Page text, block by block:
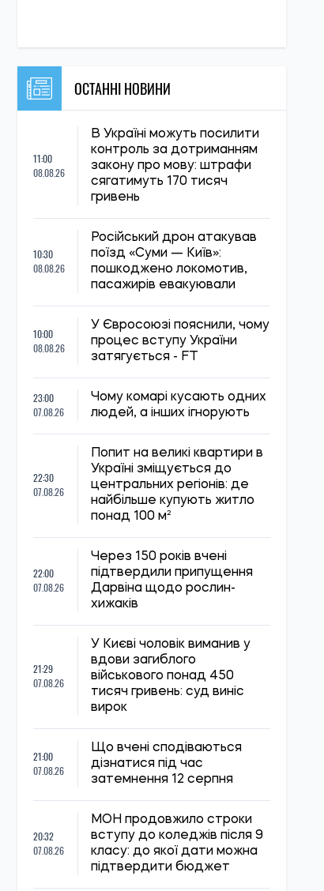
ОСТАННІ НОВИНИ
11:00
08.08.26
В Україні можуть посилити
контроль за дотриманням
закону про мову: штрафи
сягатимуть 170 тисяч
гривень
10:30
08.08.26
Російський дрон атакував
поїзд «Суми — Київ»:
пошкоджено локомотив,
пасажирів евакуювали
10:00
08.08.26
У Євросоюзі пояснили, чому
процес вступу України
затягується - FT
23:00
07.08.26
Чому комарі кусають одних
людей, а інших ігнорують
22:30
07.08.26
Попит на великі квартири в
Україні зміщується до
центральних регіонів: де
найбільше купують житло
понад 100 м²
22:00
07.08.26
Через 150 років вчені
підтвердили припущення
Дарвіна щодо рослин-
хижаків
21:29
07.08.26
У Києві чоловік виманив у
вдови загиблого
військового понад 450
тисяч гривень: суд виніс
вирок
21:00
07.08.26
Що вчені сподіваються
дізнатися під час
затемнення 12 серпня
20:32
07.08.26
МОН продовжило строки
вступу до коледжів після 9
класу: до якої дати можна
підтвердити бюджет